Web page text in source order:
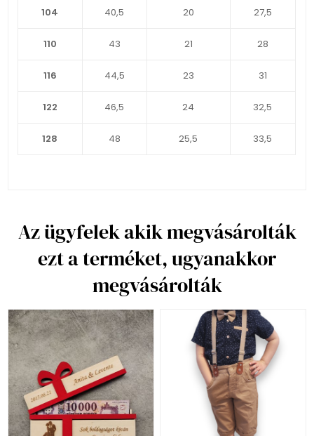
104 40,5 20 27,5
110 43 21 28
116 44,5 23 31
122 46,5 24 32,5
128 48 25,5 33,5
Az ügyfelek akik megvásárolták
ezt a terméket, ugyanakkor
megvásárolták